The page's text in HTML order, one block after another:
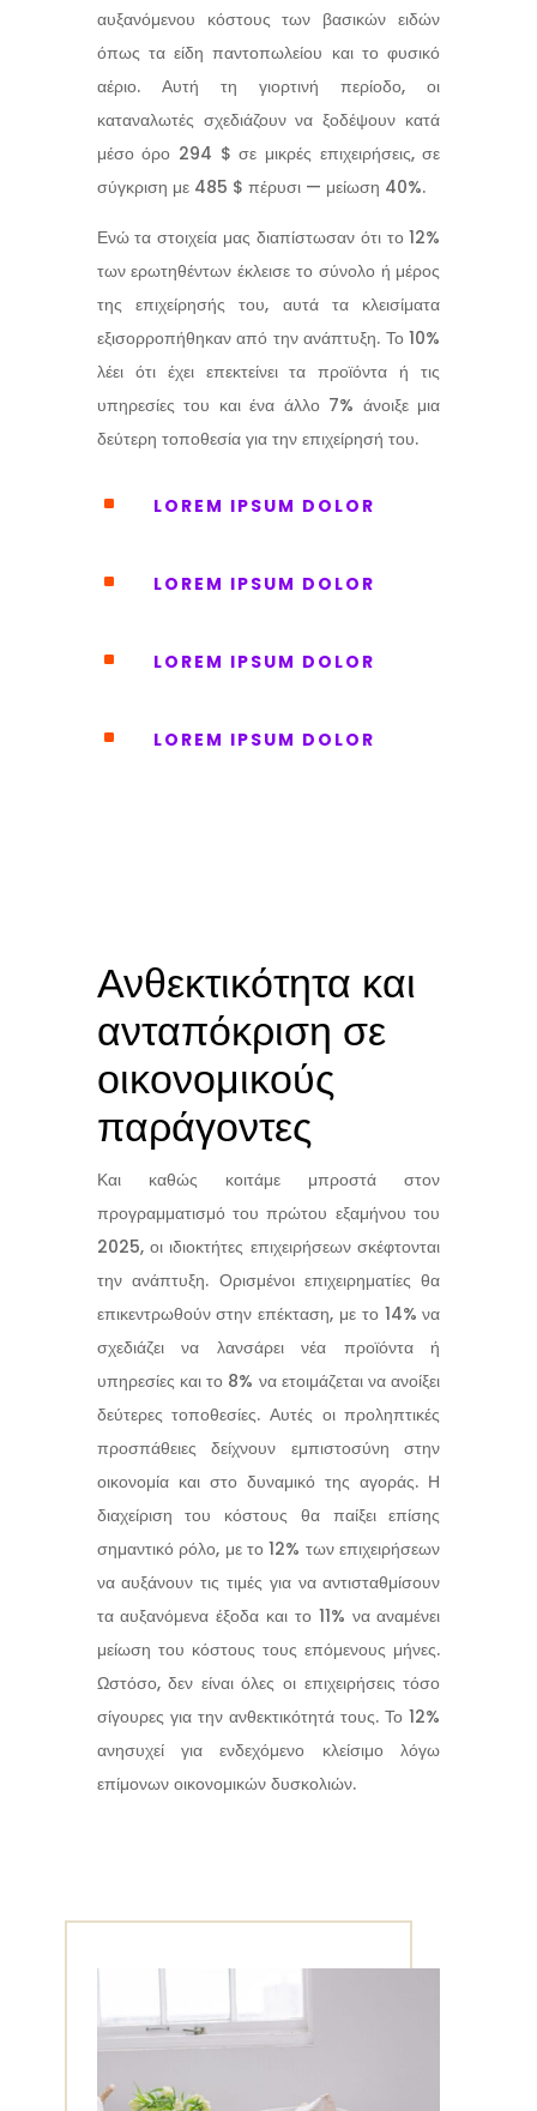
αυξανόμενου κόστους των βασικών ειδών
όπως τα είδη παντοπωλείου και το φυσικό
αέριο. Αυτή τη γιορτινή περίοδο, οι
καταναλωτές σχεδιάζουν να ξοδέψουν κατά
μέσο όρο 294 $ σε μικρές επιχειρήσεις, σε
σύγκριση με 485 $ πέρυσι — μείωση 40%.
Ενώ τα στοιχεία μας διαπίστωσαν ότι το 12%
των ερωτηθέντων έκλεισε το σύνολο ή μέρος
της επιχείρησής του, αυτά τα κλεισίματα
εξισορροπήθηκαν από την ανάπτυξη. Το 10%
λέει ότι έχει επεκτείνει τα προϊόντα ή τις
υπηρεσίες του και ένα άλλο 7% άνοιξε μια
δεύτερη τοποθεσία για την επιχείρησή του.
^ LOREM IPSUM DOLOR
^ LOREM IPSUM DOLOR
^ LOREM IPSUM DOLOR
^ LOREM IPSUM DOLOR
Ανθεκτικότητα και
ανταπόκριση σε
οικονομικούς
παράγοντες
Και καθώς κοιτάμε μπροστά στον
προγραμματισμό του πρώτου εξαμήνου του
2025, οι ιδιοκτήτες επιχειρήσεων σκέφτονται
την ανάπτυξη. Ορισμένοι επιχειρηματίες θα
επικεντρωθούν στην επέκταση, με το 14% να
σχεδιάζει να λανσάρει νέα προϊόντα ή
υπηρεσίες και το 8% να ετοιμάζεται να ανοίξει
δεύτερες τοποθεσίες. Αυτές οι προληπτικές
προσπάθειες δείχνουν εμπιστοσύνη στην
οικονομία και στο δυναμικό της αγοράς. Η
διαχείριση του κόστους θα παίξει επίσης
σημαντικό ρόλο, με το 12% των επιχειρήσεων
να αυξάνουν τις τιμές για να αντισταθμίσουν
τα αυξανόμενα έξοδα και το 11% να αναμένει
μείωση του κόστους τους επόμενους μήνες.
Ωστόσο, δεν είναι όλες οι επιχειρήσεις τόσο
σίγουρες για την ανθεκτικότητά τους. Το 12%
ανησυχεί για ενδεχόμενο κλείσιμο λόγω
επίμονων οικονομικών δυσκολιών.